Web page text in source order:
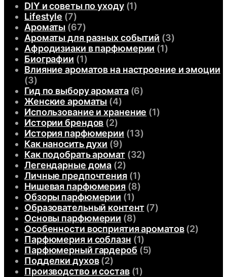
DIY и советы по уходу(1)
Lifestyle (7)
Ароматы (67)
Ароматы для разных событий (3)
Афродизиаки в парфюмерии (1)
Биографии (1)
Влияние ароматов на настроение и эмоции
(3)
Гид по выбору аромата(6)
Женские ароматы (4)
Использование и хранение (1)
Истории брендов (2)
История парфюмерии (13)
Как наносить духи (9)
Как подобрать аромат(32)
Легендарные дома (2)
Личные предпочтения(1)
Нишевая парфюмерия(8)
Обзоры парфюмерии (1)
Образовательный контент(7)
Основы парфюмерии (8)
Особенности восприятия ароматов(2)
Парфюмерия и соблазн (1)
Парфюмерный гардероб (5)
Подделки духов(2)
Производство и состав(1)